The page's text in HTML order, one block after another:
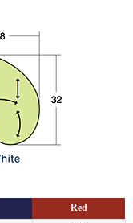
Red